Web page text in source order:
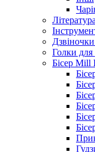
Голки для
Бісер Mill